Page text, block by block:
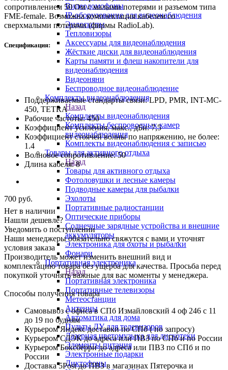
Видеодомофоны
IP-оборудование для видеонаблюдения
Эндоскопы
Тепловизоры
Аксессуары для видеонаблюдения
Жёсткие диски для видеонаблюдения
Карты памяти и флеш накопители для
видеонаблюдения
Видеоняни
Беспроводное видеонаблюдение
Комплекты видеонаблюдения
Назад
Комплекты видеонаблюдения
Комплекты беспроводных камер
видеонаблюдения
Комплекты видеонаблюдения с записью
Товары для активного отдыха
Назад
Товары для активного отдыха
Фотоловушки и лесные камеры
Подводные камеры для рыбалки
Эхолоты
Портативные радиостанции
Оптические приборы
Солнечные зарядные устройства и внешние
аккумуляторы
Электроника для охоты и рыбалки
Фонари
Портативная электроника
Назад
Портативная электроника
Портативные телевизоры
Метеостанции
Антенны
Автоматика для дома
Пульты ДУ для телевизоров
Лазерная цветомузыка для дискотеки
Элементы питания
Электронные подарки
Диктофоны
сопротивлением 50 Ом с малыми потерями и разъемом типа
FME-female. Возможна комплектация кабелем со
сверхмалыми потерями (фирмы RadioLab).
Спецификация:
Поддерживаемые стандарты связи: LPD, PMR, INT-MC-
450, TETRA
Рабочие частоты: 450
Коэффициент усиления, макс., дБи: 7,5
Коэффициент стоячей волны по напряжению, не более:
1.4
Волновое сопротивление: 50
Длина кабеля: 8
700 руб.
Нет в наличии
Нашли дешевле?
Уведомить о поступлении
Наши менеджеры обязательно свяжутся с вами и уточнят
условия заказа
Производитель может изменить внешний вид и
комплектацию товара без ущерба для качества. Просьба перед
покупкой уточнять важные для вас моменты у менеджера.
Способы получения товара
Самовывоз с офиса в СПб Измайловский 4 оф 246 с 11
до 19 по будням
Курьером Яндекс доставки по СПб ( по запросу)
Курьером СДЭК до адреса или ПВЗ по СПб и по России
Курьером Боксберри до адреса или ПВЗ по СПб и по
России
Доставка 5Post до ПВЗ в магазинах Пятерочка и